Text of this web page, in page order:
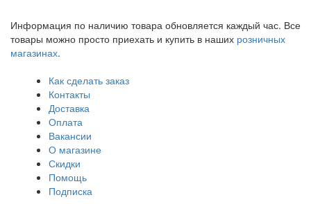
Информация по наличию товара обновляется каждый час. Все
товары можно просто приехать и купить в наших розничных
магазинах.
Как сделать заказ
Контакты
Доставка
Оплата
Вакансии
О магазине
Скидки
Помощь
Подписка